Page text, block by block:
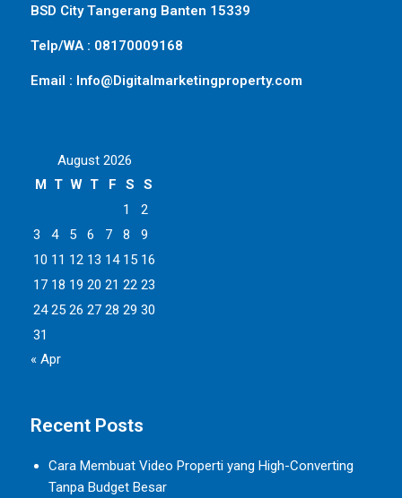
BSD City Tangerang Banten 15339
Telp/WA : 08170009168
Email : Info@Digitalmarketingproperty.com
August 2026
M T W T F S
S
1
2
3
4 5 6 7 8
9
10 11 12 13 14 15 16
17 18 19 20 21 22 23
24 25 26 27 28 29 30
31
« Apr
Recent Posts
Cara Membuat Video Properti yang High-Converting
Tanpa Budget Besar